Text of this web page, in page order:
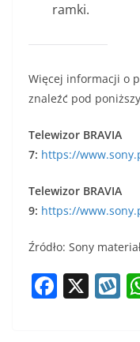
ramki.
Więcej informacji o
znaleźć pod
Telewizor BRAVIA
7: https://
Telewizor BRAVIA
9: https://
Źródło: Sony
F X